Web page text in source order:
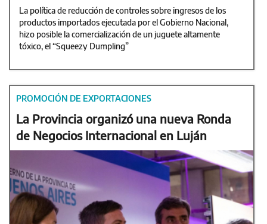
La política de reducción de controles sobre ingresos de los
productos importados ejecutada por el Gobierno Nacional,
hizo posible la comercialización de un juguete altamente
tóxico, el “Squeezy Dumpling”
PROMOCIÓN DE EXPORTACIONES
La Provincia organizó una nueva Ronda
de Negocios Internacional en Luján